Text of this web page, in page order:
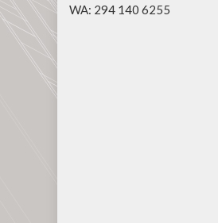
WA: 294 140 6255